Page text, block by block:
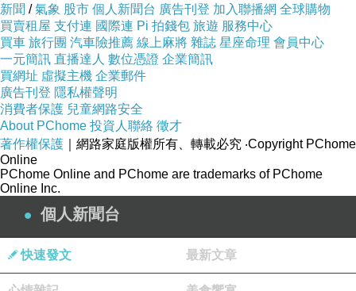
新聞 /氣象 股市 個人新聞台 廣告刊登 加入聯播網 全球購物
買賣租屋 支付連 國際連 Pi 拍錢包 旅遊 服務中心
買車 旅行團 汽車險推薦 線上麻將 雜誌 星座命理 會員中心
一元簡訊 直播達人 數位憑證 企業簡訊
買網址 虛擬主機 企業郵件
廣告刊登 隱私權聲明
消費者保護 兒童網路安全
About PChome 投資人聯絡 徵才
著作權保護 ｜網路家庭版權所有、轉載必究 ‧Copyright PChome
Online
PChome Online and PChome are trademarks of PChome
Online Inc.
個人新聞台
快速發文 最新文章